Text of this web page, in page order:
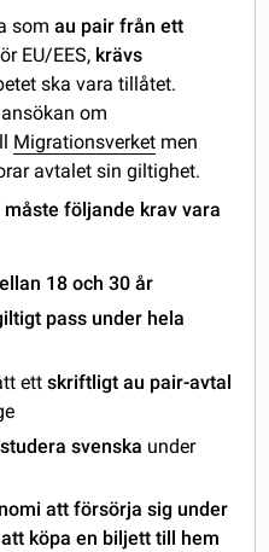
somau pair från ett
EU/EES, krävs
ska vara tillåtet.
om
Migrationsverket men
avtalet sin giltighet.
följande krav vara
18 och 30 år
pass under hela
ettskriftligt au pair-avtal
svenska under
att försörja sig under
köpa en biljett till hem